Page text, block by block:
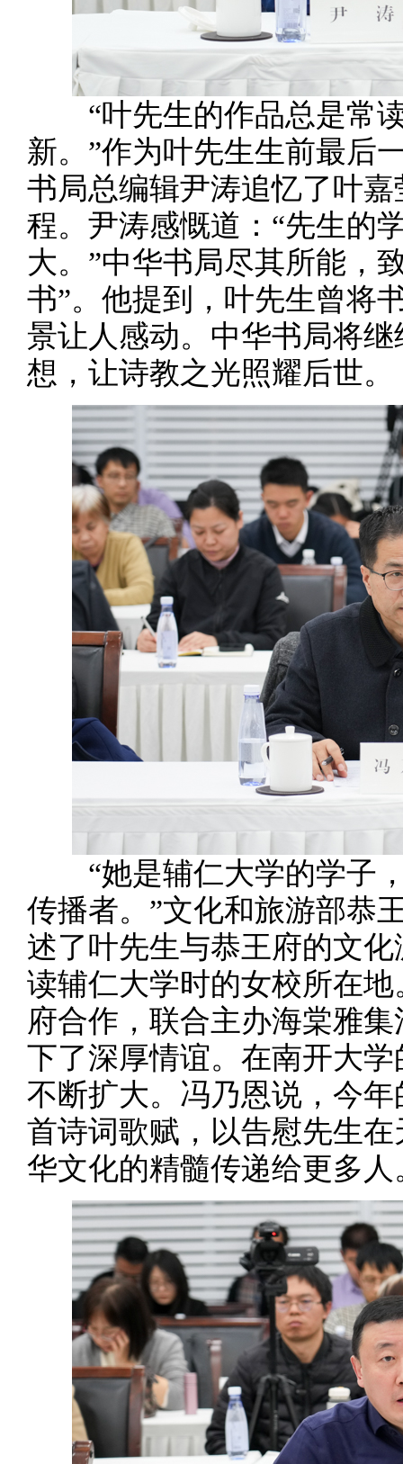
“叶先生的作品总是常读
新。”作为叶先生生前最后
书局总编辑尹涛追忆了叶
程。尹涛感慨道：“先生的
大。”中华书局尽其所能，
书”。他提到，叶先生曾将
景让人感动。中华书局将
想，让诗教之光照耀后世。
“她是辅仁大学的学子，
传播者。”文化和旅游部恭
述了叶先生与恭王府的文
读辅仁大学时的女校所在
府合作，联合主办海棠雅
下了深厚情谊。在南开大
不断扩大。冯乃恩说，今
首诗词歌赋，以告慰先生
华文化的精髓传递给更多人